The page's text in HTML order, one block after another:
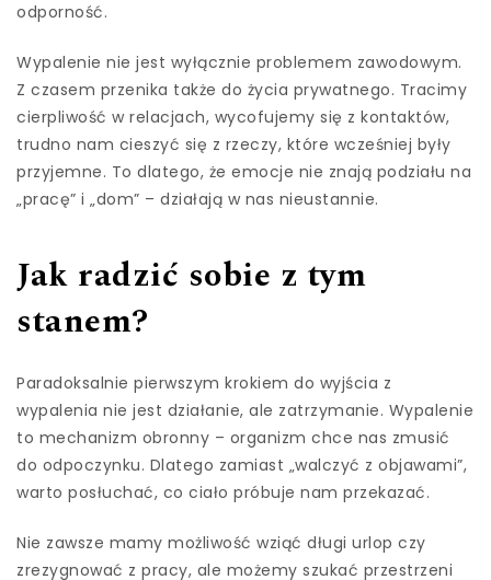
odporność.
Wypalenie nie jest wyłącznie problemem zawodowym.
Z czasem przenika także do życia prywatnego. Tracimy
cierpliwość w relacjach, wycofujemy się z kontaktów,
trudno nam cieszyć się z rzeczy, które wcześniej były
przyjemne. To dlatego, że emocje nie znają podziału na
„pracę” i „dom” – działają w nas nieustannie.
Jak radzić sobie z tym
stanem?
Paradoksalnie pierwszym krokiem do wyjścia z
wypalenia nie jest działanie, ale zatrzymanie. Wypalenie
to mechanizm obronny – organizm chce nas zmusić
do odpoczynku. Dlatego zamiast „walczyć z objawami”,
warto posłuchać, co ciało próbuje nam przekazać.
Nie zawsze mamy możliwość wziąć długi urlop czy
zrezygnować z pracy, ale możemy szukać przestrzeni